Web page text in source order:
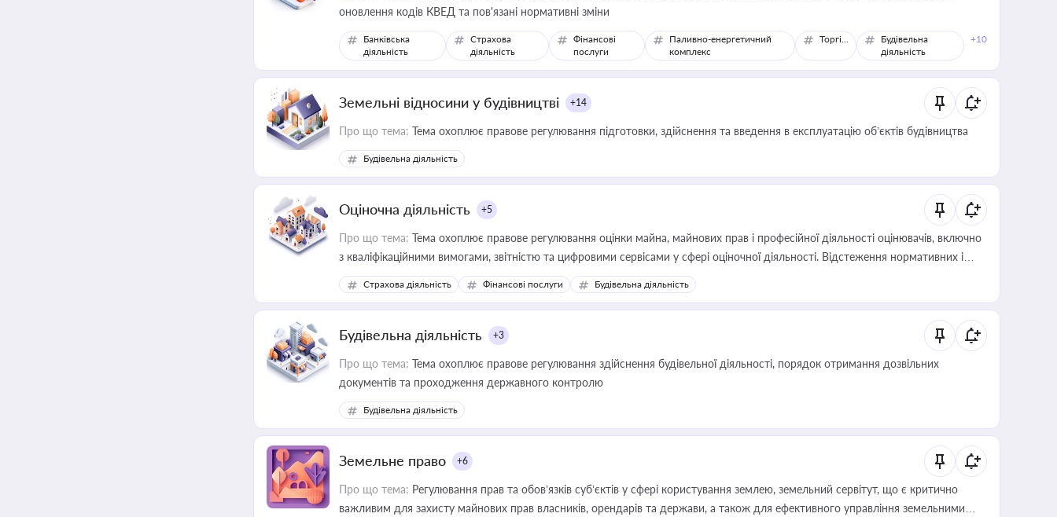
оновлення кодів КВЕД та пов'язані нормативні зміни
Банківська
діяльність
Страхова
діяльність
Фінансові
послуги
Паливно-енергетичний
комплекс
Торгівля
Будівельна
діяльність
+10
Земельні відносини у будівництві +14
Про що тема: Тема охоплює правове регулювання підготовки, здійснення та введення в експлуатацію об’єктів будівництва
Будівельна діяльність
Оціночна діяльність +5
Про що тема: Тема охоплює правове регулювання оцінки майна, майнових прав і професійної діяльності оцінювачів, включно
з кваліфікаційними вимогами, звітністю та цифровими сервісами у сфері оціночної діяльності. Відстеження нормативних і
медійних змін у цій сфері корисне для власника бізнесу, керівника, юриста або бухгалтера під час оподаткування,
приватизації, оренди державного майна, корпоративних угод і перевірки статусу суб'єктів оціночної діяльності
Страхова діяльність Фінансові послуги Будівельна діяльність
Будівельна діяльність +3
Про що тема: Тема охоплює правове регулювання здійснення будівельної діяльності, порядок отримання дозвільних
документів та проходження державного контролю
Будівельна діяльність
Земельне право +6
Про що тема: Регулювання прав та обов’язків суб’єктів у сфері користування землею, земельний сервітут, що є критично
важливим для захисту майнових прав власників, орендарів та держави, а також для ефективного управління земельними